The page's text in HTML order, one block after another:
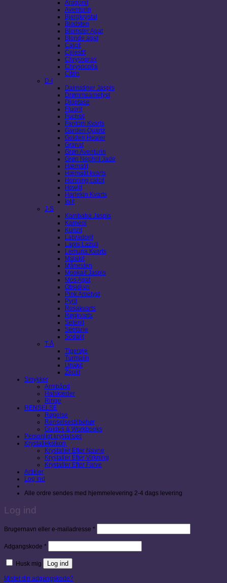
Aragonit
Aventurin
Bjergkrystal
Blodsten
Blomster Agat
Blonde agat
Calcit
Celestit
Chrysopras
Chrysocolla
Citrin
D-I
Dalmatiner Jaspis
Drømmeametyst
Dioptase
Fluorit
Fuchsit
Fantom Kvarts
Garden Quartz
Golden Healer
Granat
Grøn Aventurin
Grøn Nephrit Jade
Hæmatit
Hæmatit kvarts
Honning calcit
Howlit
Harlekin Kvarts
Iolit
J-S
Kambaba Jaspis
Karneol
Kunzit
Labradorit
Lapis Lazuli
Lemuria Kvarts
Malakit
Månesten
Mookait Jaspis
Mos Agat
Obsidian
Pink Ametyst
Pyrit
Rosakvarts
Røgkvarts
Selenit
Septarie
Sodalit
T-Å
Tigerøje
Turmalin
Unakit
Zeolit
Smykker
Armbånd
Halskæder
Ringe
RENSELSE
Røgelse
Renselsestilbehør
Guides & Workbooks
Personligt krystalsæt
Krystalleksikon
Krystaller Efter Navne
Krystaller Efter Virkning
Krystaller Efter Farve
Artikler
Log ind
Alle ordre sendes med hjemmelevering 2-4 dags levering
Log ind
Brugernavn eller e-mailadresse *Påkrævet
Adgangskode *Påkrævet
Husk mig Log ind
Mistet din adgangskode?